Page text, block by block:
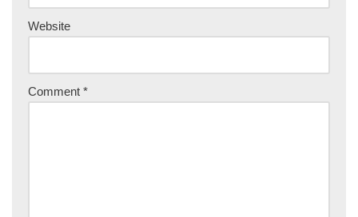
Website
Comment *